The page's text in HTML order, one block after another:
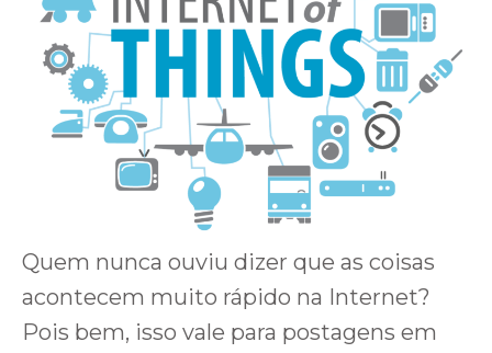
Quem nunca ouviu dizer que as coisas
acontecem muito rápido na Internet?
Pois bem, isso vale para postagens em